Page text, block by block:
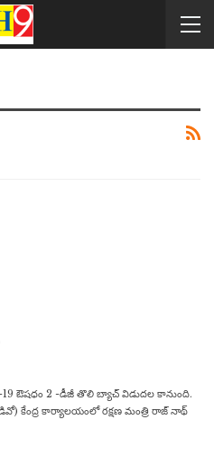
19 ఔషధం 2 -డీజీ తొలి బ్యాచ్ విడుదల కానుంది.
కేంద్ర కార్యాలయంలో రక్షణ మంత్రి రాజ్ నాథ్